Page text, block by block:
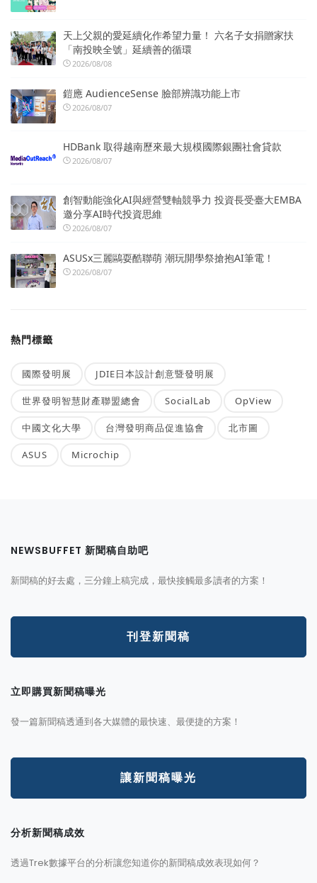
天上父親的愛延續化作希望力量！ 六名子女捐贈家扶
「南投映全號」延續善的循環
2026/08/08
鎧應 AudienceSense 臉部辨識功能上市
2026/08/07
HDBank 取得越南歷來最大規模國際銀團社會貸款
2026/08/07
創智動能強化AI與經營雙軸競爭力 投資長受臺大EMBA
邀分享AI時代投資思維
2026/08/07
ASUSx三麗鷗耍酷聯萌 潮玩開學祭搶抱AI筆電！
2026/08/07
熱門標籤
國際發明展 JDIE日本設計創意暨發明展
世界發明智慧財產聯盟總會 SocialLab OpView
中國文化大學 台灣發明商品促進協會 北市圖
ASUS Microchip
NEWSBUFFET 新聞稿自助吧
新聞稿的好去處，三分鐘上稿完成，最快接觸最多讀者的方案！
刊登新聞稿
立即購買新聞稿曝光
發一篇新聞稿透通到各大媒體的最快速、最便捷的方案！
讓新聞稿曝光
分析新聞稿成效
透過Trek數據平台的分析讓您知道你的新聞稿成效表現如何？